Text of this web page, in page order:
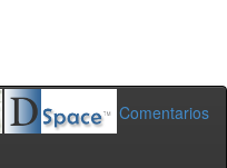
Comentarios